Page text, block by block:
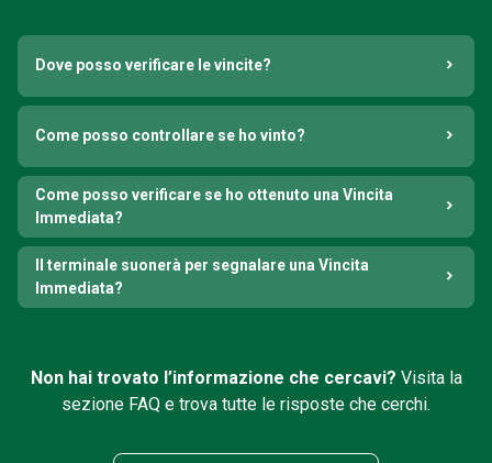
Dove posso verificare le vincite?
Come posso controllare se ho vinto?
Come posso verificare se ho ottenuto una Vincita
Immediata?
Il terminale suonerà per segnalare una Vincita
Immediata?
Non hai trovato l’informazione che cercavi? Visita la
sezione FAQ e trova tutte le risposte che cerchi.